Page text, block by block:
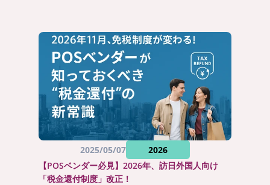
2025/05/07
2026
【POSベンダー必見】2026年、訪日外国人向け
「税金還付制度」改正！